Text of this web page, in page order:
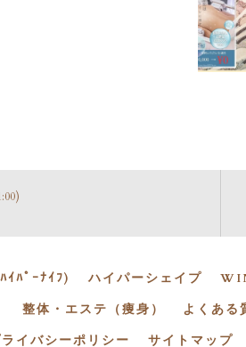
ﾊﾟｰﾅｲﾌ) ハイパーシェイプ
整体・エステ（痩身） よくある
イバシーポリシー サイトマップ